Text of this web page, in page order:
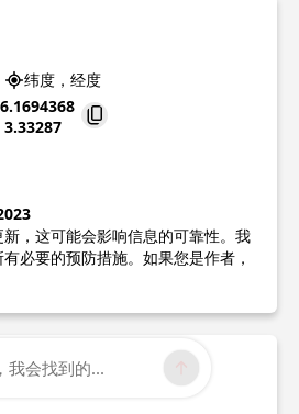
纬度，经度
3.33287
，这可能会影响信息的可靠性。我
必要的预防措施。如果您是作者，
我会找到的...